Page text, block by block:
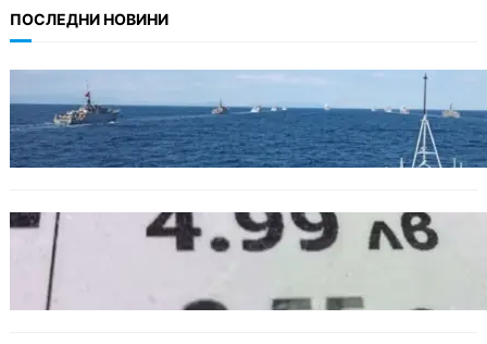
ПОСЛЕДНИ НОВИНИ
Нов минен ловец за българския флот
пристига до края на годината
БЪЛГАРИЯ
Левът изчезва от етикетите: Търговците